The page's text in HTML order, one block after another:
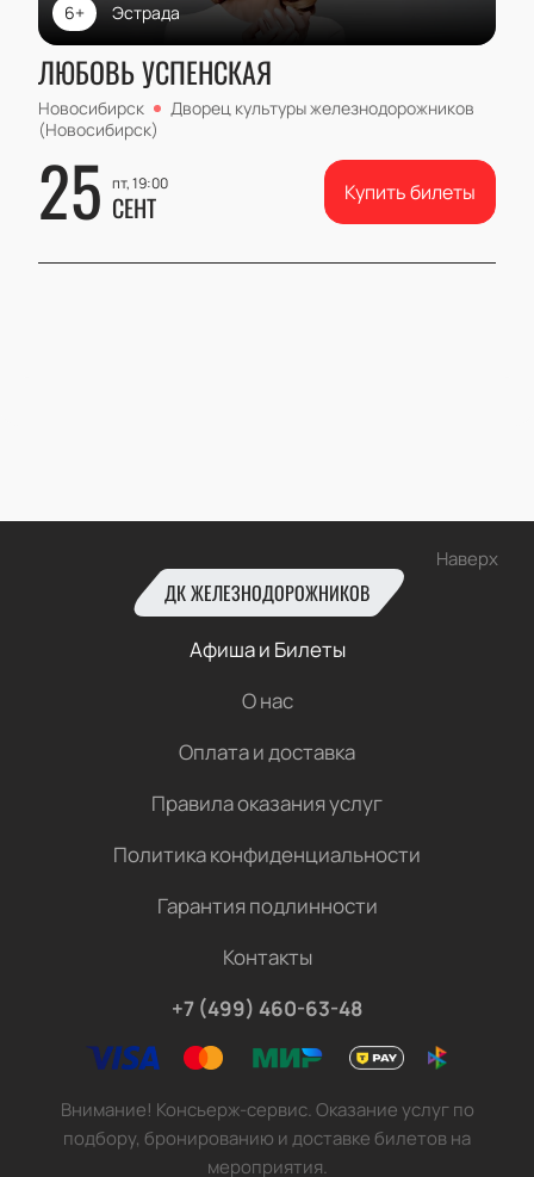
Эстрада
6+
ЛЮБОВЬ УСПЕНСКАЯ
Новосибирск
Дворец культуры железнодорожников
(Новосибирск)
25 пт, 19:00
СЕНТ Купить билеты
Наверх
ДК ЖЕЛЕЗНОДОРОЖНИКОВ
Афиша и Билеты
О нас
Оплата и доставка
Правила оказания услуг
Политика конфиденциальности
Гарантия подлинности
Контакты
+7 (499) 460-63-48
Внимание! Консьерж-сервис. Оказание услуг по
подбору, бронированию и доставке билетов на
мероприятия.